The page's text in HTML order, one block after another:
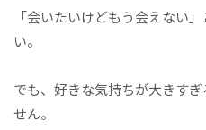
「会いたいけどもう会えない
い。
でも、好きな気持ちが大きす
せん。